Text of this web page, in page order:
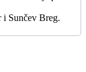
i Sunčev Breg.